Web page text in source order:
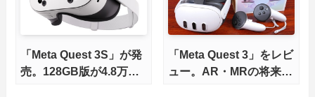
「Meta Quest 3S」が発
売。128GB版が4.8万円
「Meta Quest 3」をレビ
ュー。AR・MRの将来性